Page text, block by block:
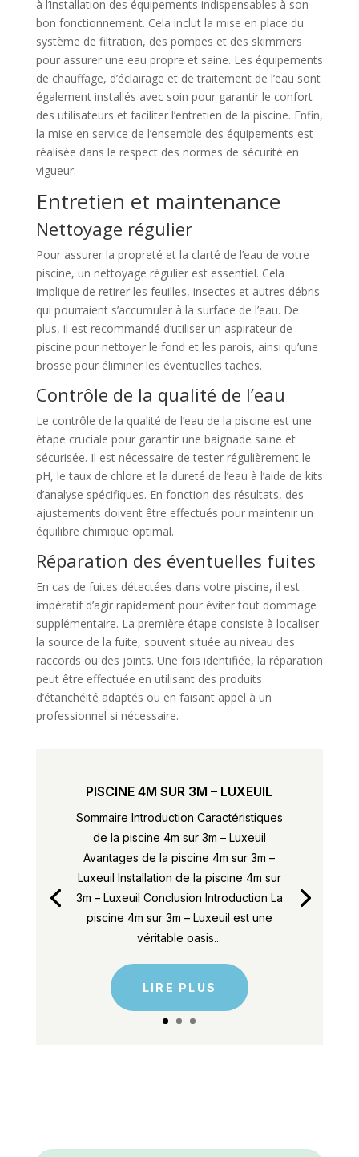
à l’installation des équipements indispensables à son
bon fonctionnement. Cela inclut la mise en place du
système de filtration, des pompes et des skimmers
pour assurer une eau propre et saine. Les équipements
de chauffage, d’éclairage et de traitement de l’eau sont
également installés avec soin pour garantir le confort
des utilisateurs et faciliter l’entretien de la piscine. Enfin,
la mise en service de l’ensemble des équipements est
réalisée dans le respect des normes de sécurité en
vigueur.
Entretien et maintenance
Nettoyage régulier
Pour assurer la propreté et la clarté de l’eau de votre
piscine, un nettoyage régulier est essentiel. Cela
implique de retirer les feuilles, insectes et autres débris
qui pourraient s’accumuler à la surface de l’eau. De
plus, il est recommandé d’utiliser un aspirateur de
piscine pour nettoyer le fond et les parois, ainsi qu’une
brosse pour éliminer les éventuelles taches.
Contrôle de la qualité de l’eau
Le contrôle de la qualité de l’eau de la piscine est une
étape cruciale pour garantir une baignade saine et
sécurisée. Il est nécessaire de tester régulièrement le
pH, le taux de chlore et la dureté de l’eau à l’aide de kits
d’analyse spécifiques. En fonction des résultats, des
ajustements doivent être effectués pour maintenir un
équilibre chimique optimal.
Réparation des éventuelles fuites
En cas de fuites détectées dans votre piscine, il est
impératif d’agir rapidement pour éviter tout dommage
supplémentaire. La première étape consiste à localiser
la source de la fuite, souvent située au niveau des
raccords ou des joints. Une fois identifiée, la réparation
peut être effectuée en utilisant des produits
d’étanchéité adaptés ou en faisant appel à un
professionnel si nécessaire.
PISCINE 4M SUR 3M – LUXEUIL
Sommaire Introduction Caractéristiques
de la piscine 4m sur 3m – Luxeuil
Avantages de la piscine 4m sur 3m –
Luxeuil Installation de la piscine 4m sur
3m – Luxeuil Conclusion Introduction La
piscine 4m sur 3m – Luxeuil est une
véritable oasis...
LIRE PLUS